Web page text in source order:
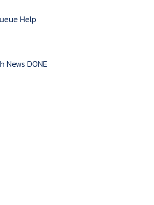
Help
News DONE